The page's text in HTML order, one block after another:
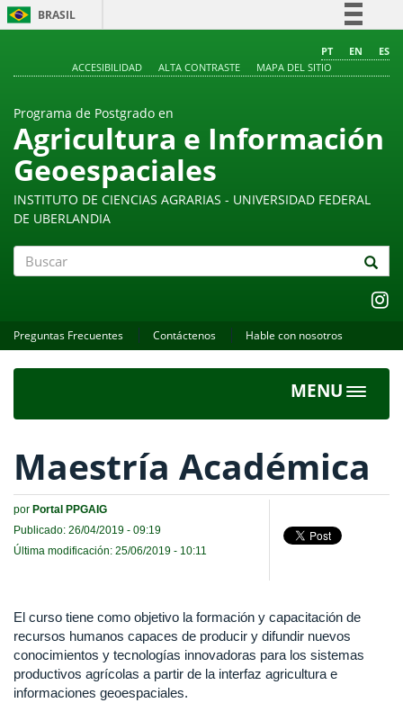
BRASIL
Comunica BR
Acesso à informação
Legislação
PT EN
ES
ACCESIBILIDAD
ALTA CONTRASTE MAPA DEL SITIO
Programa de Postgrado en
Agricultura e Información
Geoespaciales
INSTITUTO DE CIENCIAS AGRARIAS - UNIVERSIDAD FEDERAL
DE UBERLANDIA
Preguntas Frecuentes Contáctenos Hable con nosotros
MENU
Toggle
Maestría Académica
por Portal PPGAIG
Publicado: 26/04/2019 - 09:19
Última modificación: 25/06/2019 - 10:11
El curso tiene como objetivo la formación y capacitación de
recursos humanos capaces de producir y difundir nuevos
conocimientos y tecnologías innovadoras para los sistemas
productivos agrícolas a partir de la interfaz agricultura e
informaciones geoespaciales.